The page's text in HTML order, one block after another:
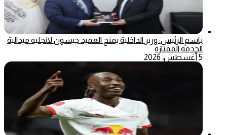
باسم الرئيس: وزير الداخلية يمنح العميد جيسون لانجليه ميدالية
الخدمة الممتازة
5 أغسطس، 2026